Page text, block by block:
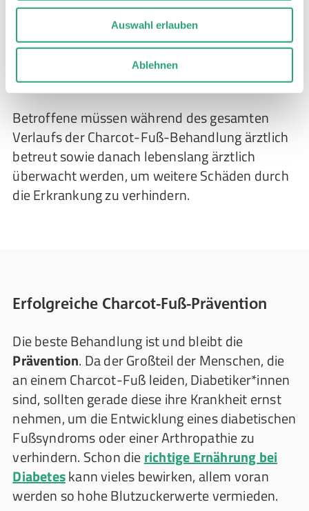
Auswahl erlauben
Ablehnen
vorliegt. Doch nicht alle Fälle verlaufen so
glimpflich: Manchmal sind Knochen und
Gelenke so zerstört, dass eine operative
Rekonstruktion des Fußes notwendig wird –
oder sogar eine Amputation.
Betroffene müssen während des gesamten
Verlaufs der Charcot-Fuß-Behandlung ärztlich
betreut sowie danach lebenslang ärztlich
überwacht werden, um weitere Schäden durch
die Erkrankung zu verhindern.
Erfolgreiche Charcot-Fuß-Prävention
Die beste Behandlung ist und bleibt die
Prävention. Da der Großteil der Menschen, die
an einem Charcot-Fuß leiden, Diabetiker*innen
sind, sollten gerade diese ihre Krankheit ernst
nehmen, um die Entwicklung eines diabetischen
Fußsyndroms oder einer Arthropathie zu
verhindern. Schon dierichtige Ernährung bei
Diabeteskann vieles bewirken, allem voran
werden so hohe Blutzuckerwerte vermieden.